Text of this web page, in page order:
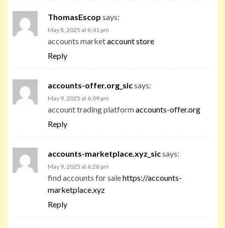
ThomasEscop says:
May 8, 2025 at 8:41 pm
accounts marketaccount store
Reply
accounts-offer.org_sicsays:
May 9, 2025 at 6:09 pm
account trading platformaccounts-offer.org
Reply
accounts-marketplace.xyz_sicsays:
May 9, 2025 at 6:28 pm
find accounts for salehttps://accounts-
marketplace.xyz
Reply